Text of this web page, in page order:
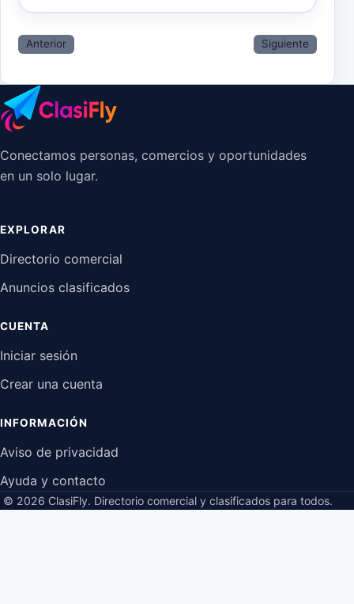
Anterior Siguiente
Conectamos personas, comercios y oportunidades
en un solo lugar.
EXPLORAR
Directorio comercial
Anuncios clasificados
CUENTA
Iniciar sesión
Crear una cuenta
INFORMACIÓN
Aviso de privacidad
Ayuda y contacto
© 2026 ClasiFly. Directorio comercial y clasificados para todos.